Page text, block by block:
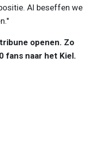
Al beseffen we
openen. Zo
fans naar het Kiel.